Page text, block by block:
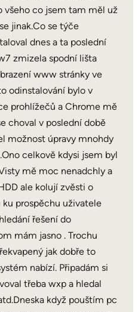
všeho co jsem tam měl už
jinak.Co se týče
dnes a ta poslední
zmizela spodní lišta
www stránky ve
odinstalování bylo v
prohlížečů a Chrome mě
choval v poslední době
možnost úpravy mnohdy
celkově kdysi jsem byl
mě moc nenadchly a
ale kolují zvěsti o
prospěchu uživatele
řešení do
mám jasno . Trochu
jak dobře to
nabízí. Připadám si
třeba wxp a hledal
když pouštím pc